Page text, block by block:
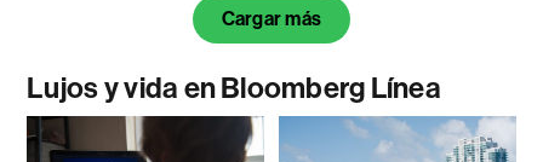
Cargar más
Lujos y vida en Bloomberg Línea